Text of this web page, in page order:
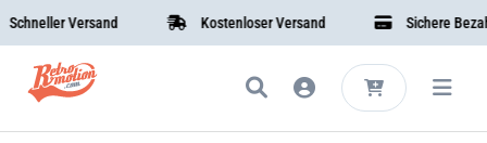
Versand Kostenloser Versand Sichere